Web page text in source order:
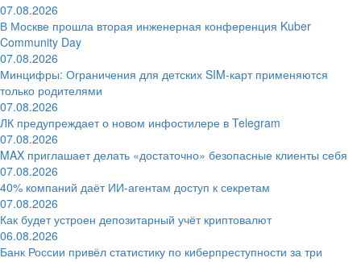
07.08.2026
В Москве прошла вторая инженерная конференция Kuber
Community Day
07.08.2026
Минцифры: Ограничения для детских SIM-карт применяются
только родителями
07.08.2026
ЛК предупреждает о новом инфостилере в Telegram
07.08.2026
MAX приглашает делать «достаточно» безопасные клиенты себя
07.08.2026
40% компаний даёт ИИ‑агентам доступ к секретам
07.08.2026
Как будет устроен депозитарный учёт криптовалют
06.08.2026
Банк России привёл статистику по киберпреступности за три